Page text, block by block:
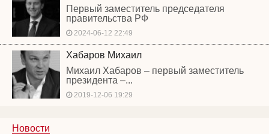
Первый заместитель председателя
правительства РФ
2024-06-12 22:49
Хабаров Михаил
Михаил Хабаров – первый заместитель
президента –...
2019-12-06 19:29
Новости